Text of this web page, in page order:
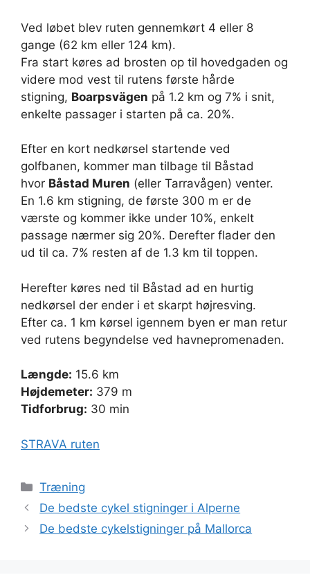
Ved løbet blev ruten gennemkørt 4 eller 8
gange (62 km eller 124 km).
Fra start køres ad brosten op til hovedgaden og
videre mod vest til rutens første hårde
stigning, Boarpsvägen på 1.2 km og 7% i snit,
enkelte passager i starten på ca. 20%.
Efter en kort nedkørsel startende ved
golfbanen, kommer man tilbage til Båstad
hvor Båstad Muren (eller Tarravågen) venter.
En 1.6 km stigning, de første 300 m er de
værste og kommer ikke under 10%, enkelt
passage nærmer sig 20%. Derefter flader den
ud til ca. 7% resten af de 1.3 km til toppen.
Herefter køres ned til Båstad ad en hurtig
nedkørsel der ender i et skarpt højresving.
Efter ca. 1 km kørsel igennem byen er man retur
ved rutens begyndelse ved havnepromenaden.
Længde: 15.6 km
Højdemeter: 379 m
Tidforbrug: 30 min
STRAVA ruten
Kategorier
Træning
De bedste cykel stigninger i Alperne
De bedste cykelstigninger på Mallorca